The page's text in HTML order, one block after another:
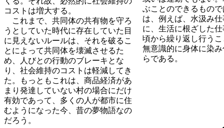
コストは増大する。
これまで、共同体の共有物を守ろ
うとしていた時代に存在していた目
に見えないルールは、それを破るこ
とによって共同体を壊滅させるた
め、人びとの行動のブレーキとな
り、社会維持のコストは軽減してき
た。もっともこれは、商品経済があ
まり発達していない村の場合にだけ
有効であって、多くの人が都市に住
むようになった今、昔の夢物語なの
だろう。
ぶことのできるもの
は、例えば、水汲み
に、生活に根ざした
頃から繰り返し行う
無意識的に身体に染
らである。